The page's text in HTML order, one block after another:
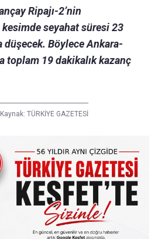
Ripajı-2’nin
seyahat süresi 23
düşecek. Böylece Ankara-
toplam 19 dakikalık kazanç
Kaynak: TÜRKİYE GAZETESİ